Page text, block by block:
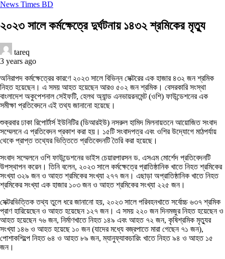
News Times BD
২০২৩ সালে কর্মক্ষেত্রে দুর্ঘটনায় ১৪৩২ শ্রমিকের মৃত্যু
tareq
3 years ago
অনিরাপদ কর্মক্ষেত্রের কারণে ২০২৩ সালে বিভিন্ন সেক্টরের এক হাজার ৪৩২ জন শ্রমিক
নিহত হয়েছেন। এ সময় আহত হয়েছেন আরও ৫০২ জন শ্রমিক। বেসরকারি সংস্থা
বাংলাদেশ অকুপেশনাল সেইফটি, হেলথ অ্যান্ড এনভায়রনমেন্ট (ওশি) ফাউন্ডেশনের এক
সমীক্ষা প্রতিবেদনে এই তথ্য জানানো হয়েছে।
শুক্রবার ঢাকা রিপোর্টার্স ইউনিটির (ডিআরইউ) নসরুল হামিদ মিলনায়তনে আয়োজিত সংবাদ
সম্মেলনে এ প্রতিবেদন প্রকাশ করা হয়। ১৫টি সংবাদপত্র এবং ওশির উদ্যোগে মাঠপর্যায়
থেকে প্রাপ্ত তথ্যের ভিত্তিতে প্রতিবেদনটি তৈরি করা হয়েছে।
সংবাদ সম্মেলনে ওশি ফাউন্ডেশনের ভাইস চেয়ারপারসন ড. এসএম মোর্শেদ প্রতিবেদনটি
উপস্থাপন করেন। তিনি বলেন, ২০২৩ সালে কর্মক্ষেত্রে প্রাতিষ্ঠানিক খাতে নিহত শ্রমিকের
সংখ্যা ৩২৯ জন ও আহত শ্রমিকের সংখ্যা ২৭৭ জন। এছাড়া অপ্রাতিষ্ঠানিক খাতে নিহত
শ্রমিকের সংখ্যা এক হাজার ১০৩ জন ও আহত শ্রমিকের সংখ্যা ২২৫ জন।
সেক্টরভিত্তিক তথ্য তুলে ধরে জানানো হয়, ২০২৩ সালে পরিবহনখাতে সর্বোচ্চ ৬৩৭ শ্রমিক
প্রাণ হারিয়েছেন ও আহত হয়েছেন ১২৭ জন। এ সময় ২২০ জন দিনমজুর নিহত হয়েছেন ও
আহত হয়েছেন ৭৬ জন, নির্মাণখাতে নিহত ১৪৯ এবং আহত ৭২ জন, কৃষিশ্রমিক মৃত্যুর
সংখ্যা ১৪৬ ও আহত হয়েছে ১০ জন (যাদের মধ্যে বজ্রপাতে মারা গেছেন ৭১ জন),
পোশাকশিল্পে নিহত ৬৪ ও আহত ৮৯ জন, ম্যানুফ্যাকচারিং খাতে নিহত ৯৪ ও আহত ১৫
জন।